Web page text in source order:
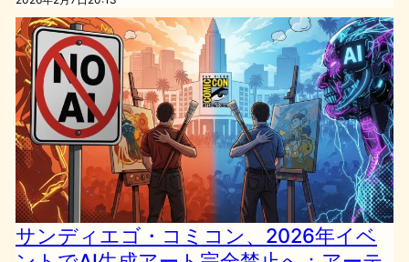
サンディエゴ・コミコン、2026年イベ